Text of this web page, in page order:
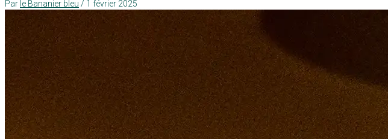
Par le Bananier bleu / 1 février 2025